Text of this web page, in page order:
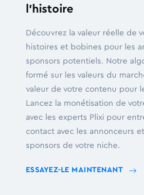
l'histoire
Découvrez la valeur réelle de
histoires et bobines pour les
sponsors potentiels. Notre
formé sur les valeurs du
valeur de votre contenu pour
Lancez la monétisation de
avec les experts Plixi pour
contact avec les annonceurs
sponsors de votre niche.
ESSAYEZ-LE MAINTENANT